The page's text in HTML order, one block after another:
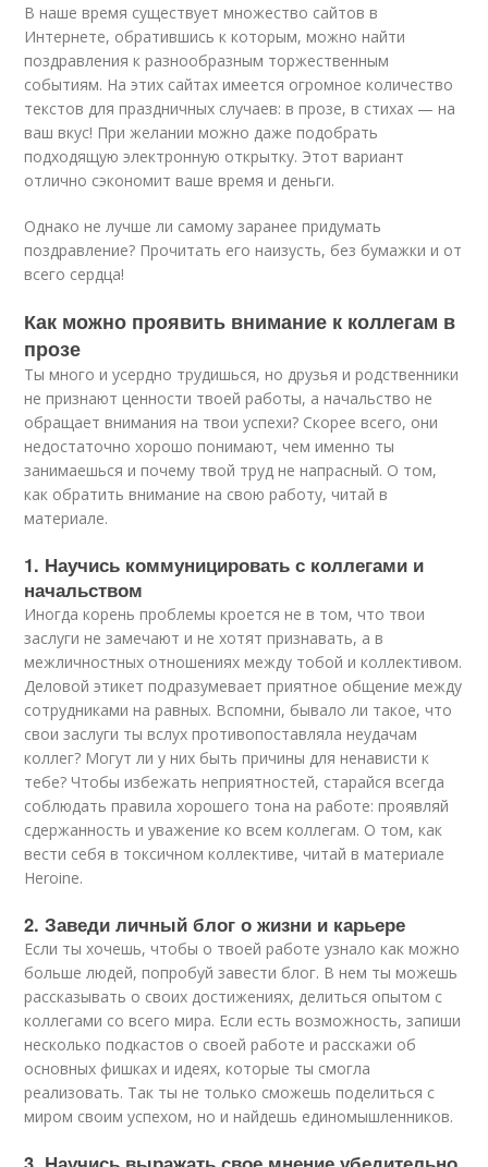
В наше время существует множество сайтов в
Интернете, обратившись к которым, можно найти
поздравления к разнообразным торжественным
событиям. На этих сайтах имеется огромное количество
текстов для праздничных случаев: в прозе, в стихах — на
ваш вкус! При желании можно даже подобрать
подходящую электронную открытку. Этот вариант
отлично сэкономит ваше время и деньги.
Однако не лучше ли самому заранее придумать
поздравление? Прочитать его наизусть, без бумажки и от
всего сердца!
Как можно проявить внимание к коллегам в
прозе
Ты много и усердно трудишься, но друзья и родственники
не признают ценности твоей работы, а начальство не
обращает внимания на твои успехи? Скорее всего, они
недостаточно хорошо понимают, чем именно ты
занимаешься и почему твой труд не напрасный. О том,
как обратить внимание на свою работу, читай в
материале.
1. Научись коммуницировать с коллегами и
начальством
Иногда корень проблемы кроется не в том, что твои
заслуги не замечают и не хотят признавать, а в
межличностных отношениях между тобой и коллективом.
Деловой этикет подразумевает приятное общение между
сотрудниками на равных. Вспомни, бывало ли такое, что
свои заслуги ты вслух противопоставляла неудачам
коллег? Могут ли у них быть причины для ненависти к
тебе? Чтобы избежать неприятностей, старайся всегда
соблюдать правила хорошего тона на работе: проявляй
сдержанность и уважение ко всем коллегам. О том, как
вести себя в токсичном коллективе, читай в материале
Heroine.
2. Заведи личный блог о жизни и карьере
Если ты хочешь, чтобы о твоей работе узнало как можно
больше людей, попробуй завести блог. В нем ты можешь
рассказывать о своих достижениях, делиться опытом с
коллегами со всего мира. Если есть возможность, запиши
несколько подкастов о своей работе и расскажи об
основных фишках и идеях, которые ты смогла
реализовать. Так ты не только сможешь поделиться с
миром своим успехом, но и найдешь единомышленников.